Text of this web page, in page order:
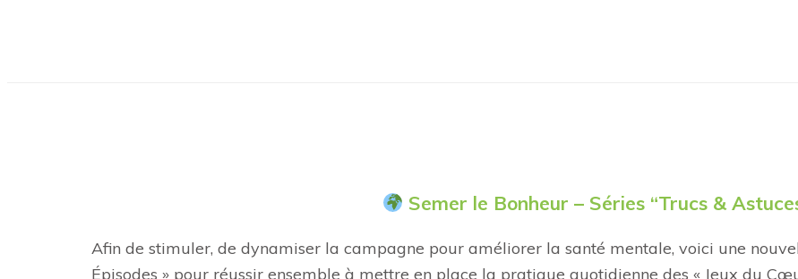
Semer le Bonheur – Séries “Trucs &
Afin de stimuler, de dynamiser la campagne pour améliorer la santé mentale, voici une
Épisodes » pour réussir ensemble à mettre en place la pratique quotidienne des « Jeux du